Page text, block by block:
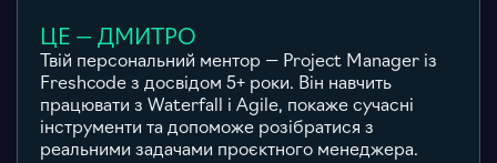
ЦЕ — ДМИТРО
Твій персональний ментор — Project Manager із
Freshcode з досвідом 5+ роки. Він навчить
працювати з Waterfall і Agile, покаже сучасні
інструменти та допоможе розібратися з
реальними задачами проєктного менеджера.